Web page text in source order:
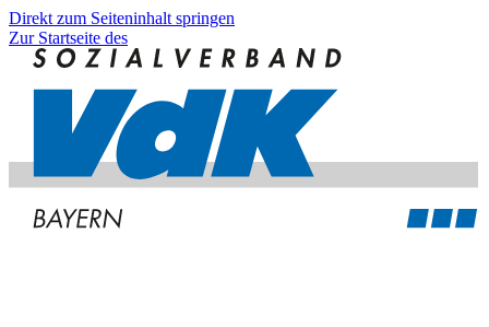
Direkt zum Seiteninhalt springen
Zur Startseite des